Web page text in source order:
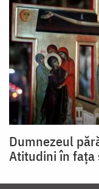
Dumnezeul
Atitudini în fața